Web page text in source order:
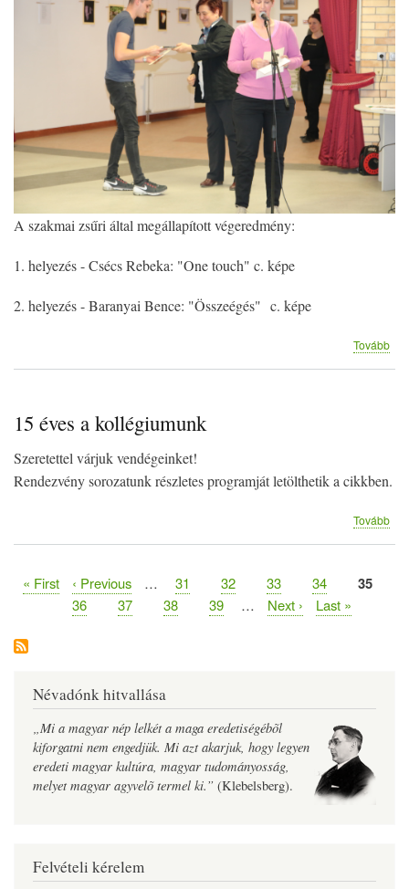
A szakmai zsűri által megállapított végeredmény:
1. helyezés - Csécs Rebeka: "One touch" c. képe
2. helyezés - Baranyai Bence: "Összeégés" c. képe
Tovább
15 éves a kollégiumunk
Szeretettel várjuk vendégeinket!
Rendezvény sorozatunk részletes programját letölthetik a cikkben.
Tovább(15
Oldalszámozás
Első
« First
Előző
oldal
‹ Previous … Oldal
31 Oldal
32 Oldal
33 Oldal
34 35
Oldal
36 Oldal
37 Oldal
38 Oldal
39 …
Következő
Next ›
Utolsó
Last »
Névadónk hitvallása
„Mi a magyar nép lelkét a maga eredetiségébõl
kiforgatni nem engedjük. Mi azt akarjuk, hogy legyen
eredeti magyar kultúra, magyar tudományosság,
melyet magyar agyvelõ termel ki.” (Klebelsberg).
Felvételi kérelem